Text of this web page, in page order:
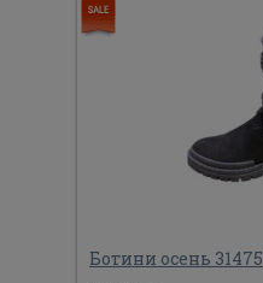
Ботини осень 31475